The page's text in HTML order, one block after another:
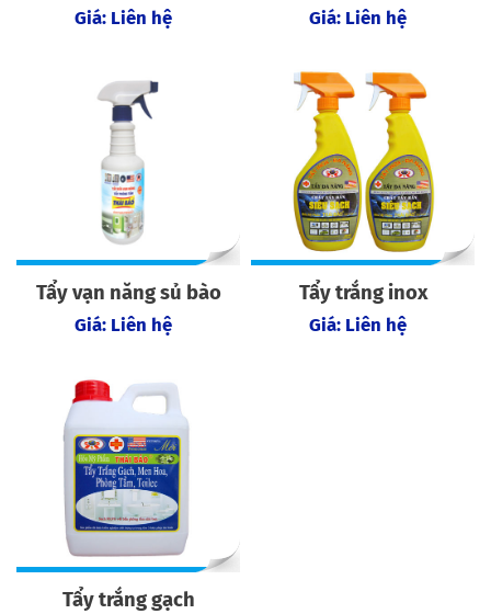
Giá: Liên hệ Giá: Liên hệ
Tẩy vạn năng sủ bào
Giá: Liên hệ
Tẩy trắng inox
Giá: Liên hệ
Tẩy trắng gạch